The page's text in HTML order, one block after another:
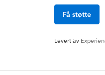
Cloud Foundation
Få støtte
Levert av